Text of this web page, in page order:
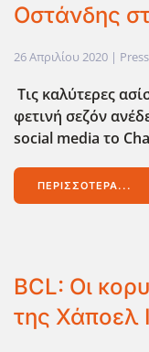
Οστάνδης
26 Απριλίου 2020 |
Τις καλύτερες
φετινή σεζόν
social media το
ΠΕΡΙΣΣΌΤΕΡΑ...
BCL: Οι
της Χάποελ